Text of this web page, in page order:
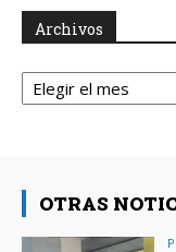
Archivos
Archivos
OTRAS